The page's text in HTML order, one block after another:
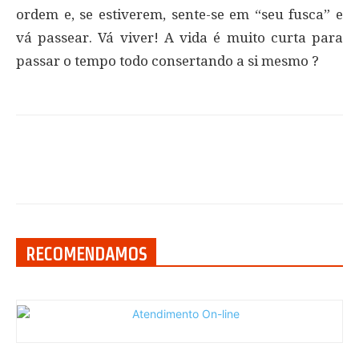
ordem e, se estiverem, sente-se em “seu fusca” e
vá passear. Vá viver! A vida é muito curta para
passar o tempo todo consertando a si mesmo ?
RECOMENDAMOS